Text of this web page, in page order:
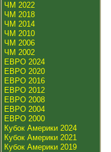
ЧМ 2022
ЧМ 2018
ЧМ 2014
ЧМ 2010
ЧМ 2006
ЧМ 2002
ЕВРО 2024
ЕВРО 2020
ЕВРО 2016
ЕВРО 2012
ЕВРО 2008
ЕВРО 2004
ЕВРО 2000
Кубок Америки 2024
Кубок Америки 2021
Кубок Америки 2019